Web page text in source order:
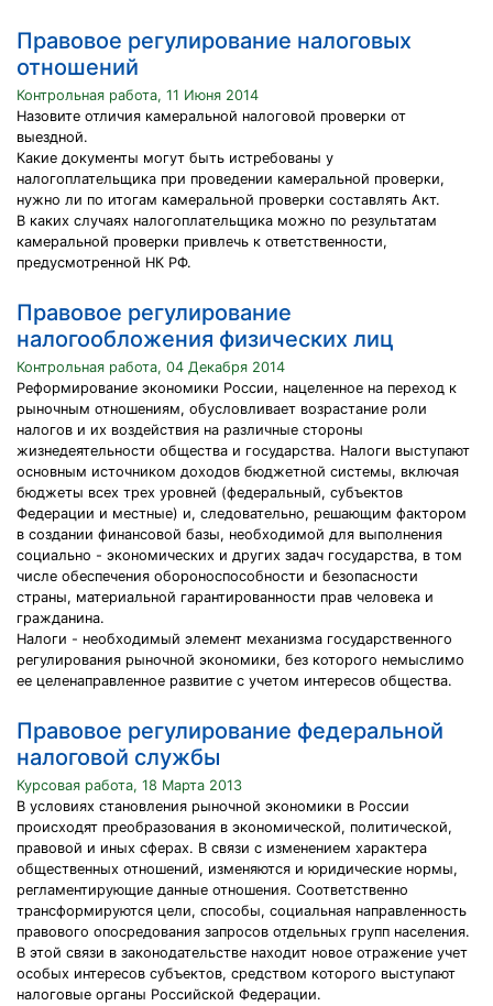
Правовое регулирование налоговых
отношений
Контрольная работа, 11 Июня 2014
Назовите отличия камеральной налоговой проверки от
выездной.
Какие документы могут быть истребованы у
налогоплательщика при проведении камеральной проверки,
нужно ли по итогам камеральной проверки составлять Акт.
В каких случаях налогоплательщика можно по результатам
камеральной проверки привлечь к ответственности,
предусмотренной НК РФ.
Правовое регулирование
налогообложения физических лиц
Контрольная работа, 04 Декабря 2014
Реформирование экономики России, нацеленное на переход к
рыночным отношениям, обусловливает возрастание роли
налогов и их воздействия на различные стороны
жизнедеятельности общества и государства. Налоги выступают
основным источником доходов бюджетной системы, включая
бюджеты всех трех уровней (федеральный, субъектов
Федерации и местные) и, следовательно, решающим фактором
в создании финансовой базы, необходимой для выполнения
социально - экономических и других задач государства, в том
числе обеспечения обороноспособности и безопасности
страны, материальной гарантированности прав человека и
гражданина.
Налоги - необходимый элемент механизма государственного
регулирования рыночной экономики, без которого немыслимо
ее целенаправленное развитие с учетом интересов общества.
Правовое регулирование федеральной
налоговой службы
Курсовая работа, 18 Марта 2013
В условиях становления рыночной экономики в России
происходят преобразования в экономической, политической,
правовой и иных сферах. В связи с изменением характера
общественных отношений, изменяются и юридические нормы,
регламентирующие данные отношения. Соответственно
трансформируются цели, способы, социальная направленность
правового опосредования запросов отдельных групп населения.
В этой связи в законодательстве находит новое отражение учет
особых интересов субъектов, средством которого выступают
налоговые органы Российской Федерации.